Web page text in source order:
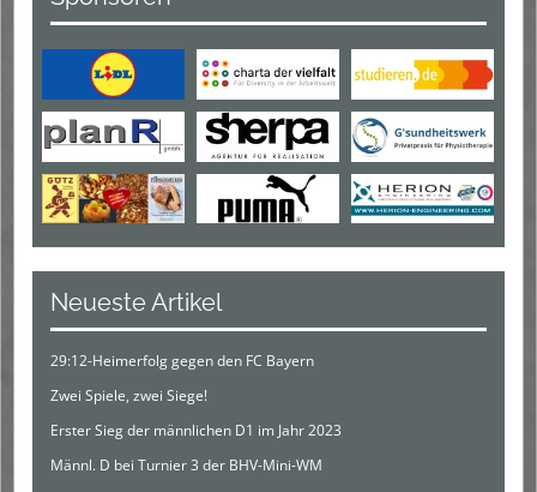
Neueste Artikel
29:12-Heimerfolg gegen den FC Bayern
Zwei Spiele, zwei Siege!
Erster Sieg der männlichen D1 im Jahr 2023
Männl. D bei Turnier 3 der BHV-Mini-WM